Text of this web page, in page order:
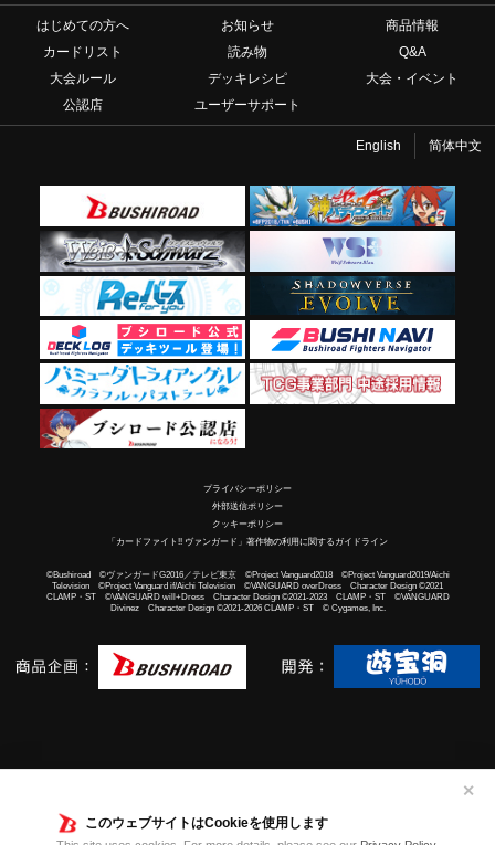
このウェブサイトはCookieを使用します
✕
はじめての方へ お知らせ
商品情報
カードリスト
読み物
Q&A
大会ルール
デッキレシピ
大会・イベント
公認店
ユーザーサポート
English 简体中文
プライバシーポリシー
外部送信ポリシー
クッキーポリシー
「カードファイト!! ヴァンガード」著作物の利用に関するガイドライン
©Bushiroad ©ヴァンガードG2016／テレビ東京 ©Project Vanguard2018 ©Project Vanguard2019/Aichi
Television ©Project Vanguard if/Aichi Television ©VANGUARD overDress Character Design ©2021
CLAMP・ST ©VANGUARD will+Dress Character Design ©2021-2023 CLAMP・ST ©VANGUARD
Divinez Character Design ©2021-2026 CLAMP・ST © Cygames, Inc.